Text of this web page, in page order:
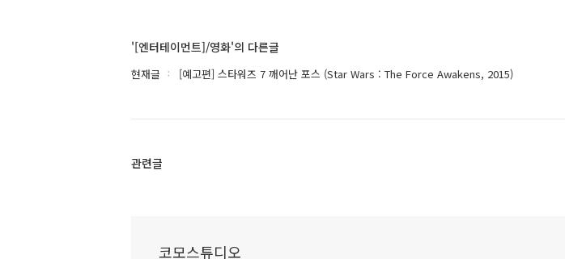
'[엔터테이먼트]/영화'의 다른글
현재글 [예고편] 스타워즈 7 깨어난 포스 (Star Wars : The Force Awakens, 2015)
관련글
코모스튜디오